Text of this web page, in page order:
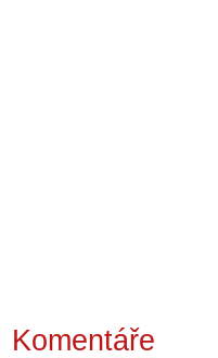
Komentáře